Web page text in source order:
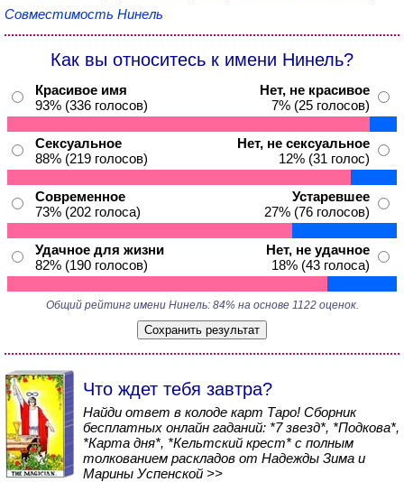
Совместимость Нинель
Как вы относитесь к имени Нинель?
Красивое имя
93% (336 голосов)
Нет, не красивое
7% (25 голосов)
Сексуальное
88% (219 голосов)
Нет, не сексуальное
12% (31 голос)
Современное
73% (202 голоса)
Устаревшее
27% (76 голосов)
Удачное для жизни
82% (190 голосов)
Нет, не удачное
18% (43 голоса)
Общий рейтинг имени Нинель: 84% на основе 1122 оценок.
Что ждет тебя завтра?
Найди ответ в колоде карт Таро! Сборник
бесплатных онлайн гаданий: *7 звезд*, *Подкова*,
*Карта дня*, *Кельтский крест* с полным
толкованием раскладов от Надежды Зима и
Марины Успенской >>